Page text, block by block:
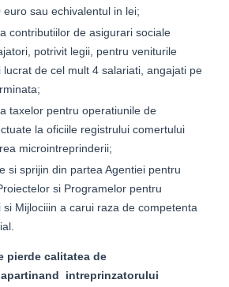
sau echivalentul in lei;
contributiilor de asigurari sociale
potrivit legii, pentru veniturile
lucrat de cel mult 4 salariati, angajati pe
taxelor pentru operatiunile de
la oficiile registrului comertului
microintreprinderii;
si sprijin din partea Agentiei pentru
si Programelor pentru
si Mijlociiin a carui raza de competenta
pierde calitatea de
intreprinzatorului